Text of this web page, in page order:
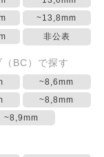
~13,8mm
非公表
BC）で探す
~8,6mm
~8,8mm
~8,9mm